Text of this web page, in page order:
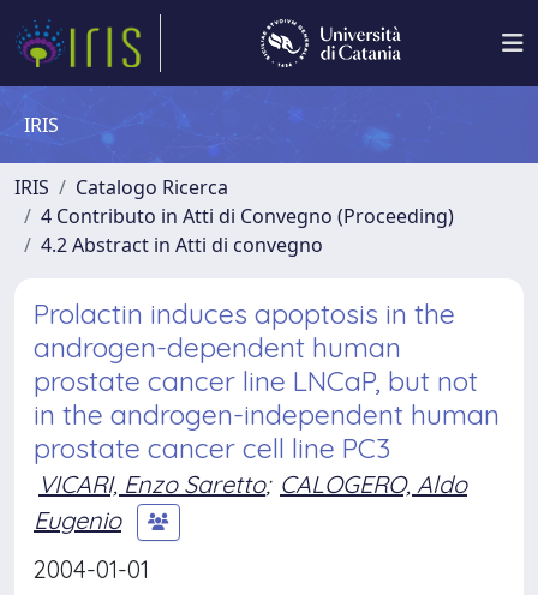
IRIS
IRIS
Catalogo Ricerca
4 Contributo in Atti di Convegno (Proceeding)
4.2 Abstract in Atti di convegno
Prolactin induces apoptosis in the
androgen-dependent human
prostate cancer line LNCaP, but not
in the androgen-independent human
prostate cancer cell line PC3
VICARI, Enzo Saretto; CALOGERO, Aldo
Eugenio
2004-01-01